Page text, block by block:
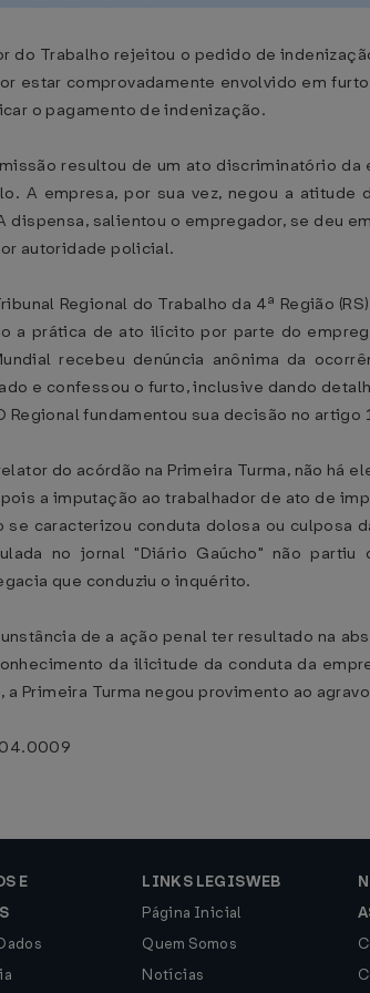
do Trabalho rejeitou o pedido de
estar comprovadamente envolvido em
o pagamento de indenização.
resultou de um ato discriminatório
A empresa, por sua vez, negou a
salientou o empregador, se deu
autoridade policial.
Regional do Trabalho da 4ª Região
a prática de ato ilícito por parte do
recebeu denúncia anônima da
e confessou o furto, inclusive dando
Regional fundamentou sua decisão no artigo
do acórdão na Primeira Turma, não
a imputação ao trabalhador de ato de
se caracterizou conduta dolosa ou
no jornal "Diário Gaúcho" não
que conduziu o inquérito.
de a ação penal ter resultado na
da ilicitude da conduta da
Primeira Turma negou provimento ao
E
LINKS LEGISWEB
Página Inicial
Quem Somos
Notícias